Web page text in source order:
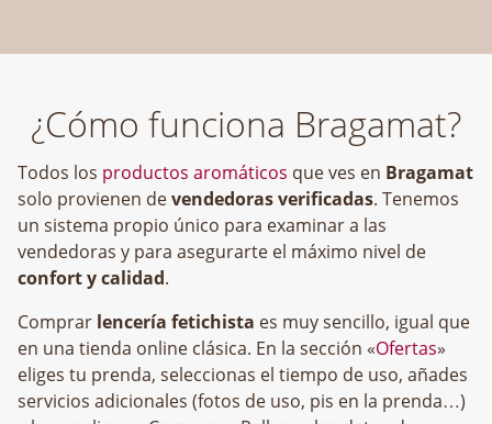
¿Cómo funciona Bragamat?
Todos los productos aromáticos que ves en Bragamat
solo provienen devendedoras verificadas. Tenemos
un sistema propio único para examinar a las
vendedoras y para asegurarte el máximo nivel de
confort y calidad.
Comprar lencería fetichista es muy sencillo, igual que
en una tienda online clásica. En la sección «Ofertas»
eliges tu prenda, seleccionas el tiempo de uso, añades
servicios adicionales (fotos de uso, pis en la prenda…)